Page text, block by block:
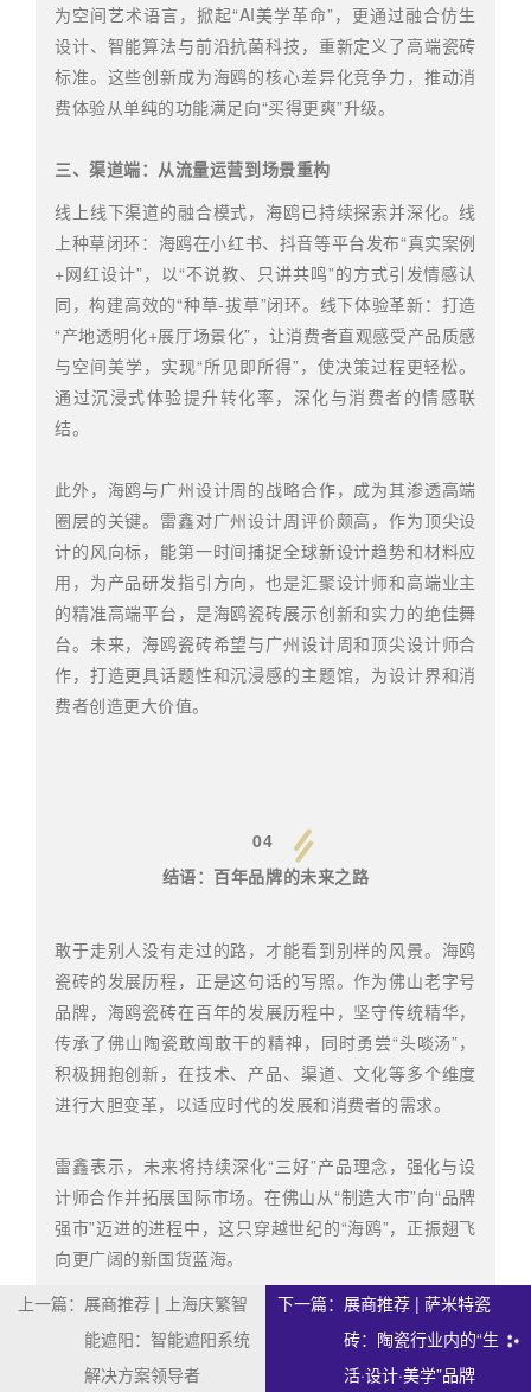
为空间艺术语言，掀起“AI美学革命”，更通过融合仿生
设计、智能算法与前沿抗菌科技，重新定义了高端瓷砖
标准。这些创新成为海鸥的核心差异化竞争力，推动消
费体验从单纯的功能满足向“买得更爽”升级。
三、渠道端：从流量运营到场景重构
线上线下渠道的融合模式，海鸥已持续探索并深化。线
上种草闭环：海鸥在小红书、抖音等平台发布“真实案例
+网红设计”，以“不说教、只讲共鸣”的方式引发情感认
同，构建高效的“种草-拔草”闭环。线下体验革新：打造
“产地透明化+展厅场景化”，让消费者直观感受产品质感
与空间美学，实现“所见即所得”，使决策过程更轻松。
通过沉浸式体验提升转化率，深化与消费者的情感联
结。
此外，海鸥与广州设计周的战略合作，成为其渗透高端
圈层的关键。雷鑫对广州设计周评价颇高，作为顶尖设
计的风向标，能第一时间捕捉全球新设计趋势和材料应
用，为产品研发指引方向，也是汇聚设计师和高端业主
的精准高端平台，是海鸥瓷砖展示创新和实力的绝佳舞
台。未来，海鸥瓷砖希望与广州设计周和顶尖设计师合
作，打造更具话题性和沉浸感的主题馆，为设计界和消
费者创造更大价值。
04
结语： 百年品牌的未来之路
敢于走别人没有走过的路，才能看到别样的风景。海鸥
瓷砖的发展历程，正是这句话的写照。作为佛山老字号
品牌，海鸥瓷砖在百年的发展历程中，坚守传统精华，
传承了佛山陶瓷敢闯敢干的精神，同时勇尝“头啖汤”，
积极拥抱创新，在技术、产品、渠道、文化等多个维度
进行大胆变革，以适应时代的发展和消费者的需求。
雷鑫表示，未来将持续深化“三好”产品理念，强化与设
计师合作并拓展国际市场。在佛山从“制造大市”向“品牌
强市”迈进的进程中，这只穿越世纪的“海鸥”，正振翅飞
向更广阔的新国货蓝海。
上一篇： 展商推荐 | 上海庆繁智
能遮阳：智能遮阳系统
解决方案领导者
下一篇： 展商推荐 | 萨米特瓷
砖：陶瓷行业内的“生
活·设计·美学”品牌